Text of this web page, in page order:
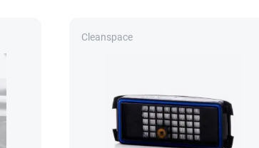
Cleanspace